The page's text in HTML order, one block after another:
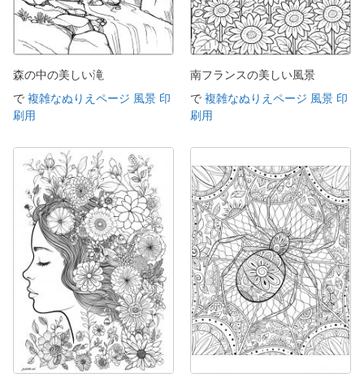
森の中の美しい滝
で 複雑なぬりえページ 風景 印
刷用
南フランスの美しい風景
で 複雑なぬりえページ 風景 印
刷用